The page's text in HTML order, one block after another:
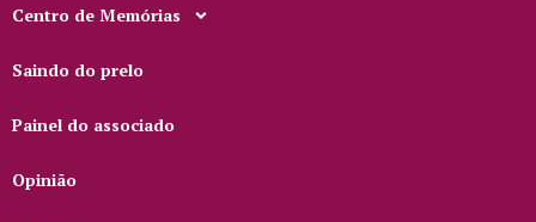
Centro de Memórias
Saindo do prelo
Painel do associado
Opinião